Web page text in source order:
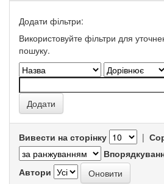
Додати фільтри:
Використовуйте фільтри для
пошуку.
Вивести на сторінку |
Автори